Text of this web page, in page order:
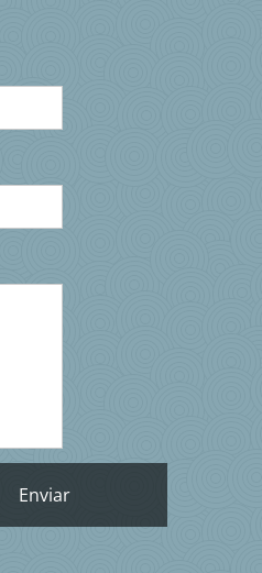
Enviar